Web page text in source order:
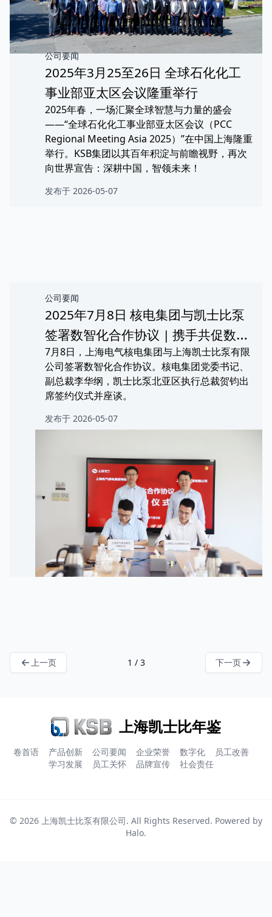
公司要闻
2025年3月25至26日 全球石化化工
事业部亚太区会议隆重举行
2025年春，一场汇聚全球智慧与力量的盛会
——“全球石化化工事业部亚太区会议（PCC
Regional Meeting Asia 2025）”在中国上海隆重
举行。KSB集团以其百年积淀与前瞻视野，再次
向世界宣告：深耕中国，智领未来！
发布于 2026-05-07
公司要闻
2025年7月8日 核电集团与凯士比泵
签署数智化合作协议 | 携手共促数智
转型
7月8日，上海电气核电集团与上海凯士比泵有限
公司签署数智化合作协议。核电集团党委书记、
副总裁李华纲，凯士比泵北亚区执行总裁贺钧出
席签约仪式并座谈。
发布于 2026-05-07
上一页 1 / 3 下一页
上海凯士比年鉴
卷首语 产品创新 公司要闻 企业荣誉 数字化
员工改善
学习发展
员工关怀 品牌宣传 社会责任
© 2026 上海凯士比泵有限公司. All Rights Reserved. Powered by
Halo.